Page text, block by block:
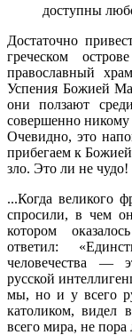
доступны
Достаточно
греческом
православный
Успения Божией
они ползают
совершенно никому
Очевидно, это
прибегаем к
зло. Это ли не чудо!
...Когда великого
спросили, в чем
котором
ответил:
человечества —
русской
мы, но и у всего
католиком, видел
всего мира, не пора